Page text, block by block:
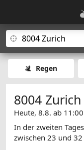
Regen
8004 Zurich
Heute, 8.8. ab 11:00
In der zweiten
zwischen 23 und 32